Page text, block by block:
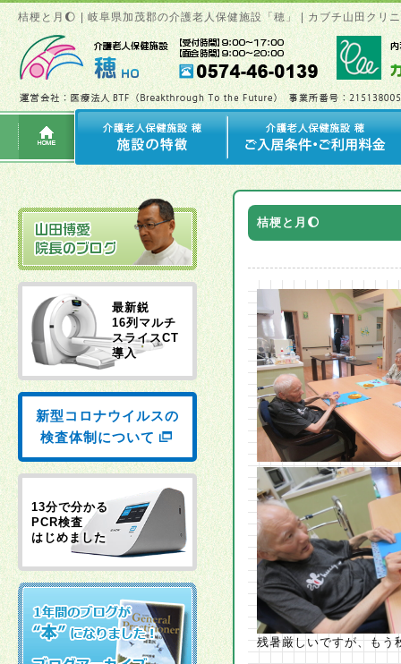
桔梗と月🌔 | 岐阜県加茂郡の介護老人保健施設「穂」 | カブチ山田クリ
桔梗と月🌔
残暑厳しいですが、もう
最新鋭
16列マルチ
スライスCT
導入
新型コロナウイルスの
検査体制について
13分で分かる
PCR検査
はじめました